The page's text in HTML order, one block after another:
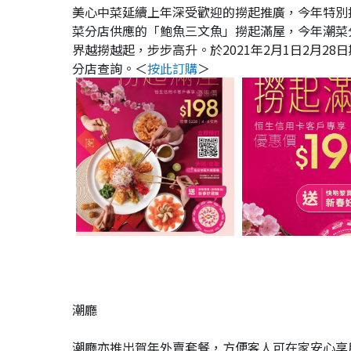
美心中菜延續上年深受歡迎的撈起推廣，今年特
菜分店供應的「鮑魚三文魚」撈起滿屋，今年潮
界越撈越起，步步高升。於2021年2月1日2月28
分店查詢。＜按此訂購＞
潮廳